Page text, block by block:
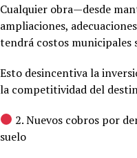
Cualquier obra—desde
ampliaciones,
tendrá costos municipales
Esto desincentiva la
la competitividad del
2. Nuevos cobros por
suelo